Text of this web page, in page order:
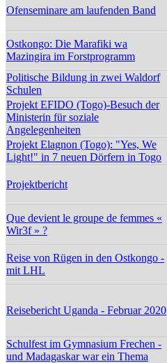
Ofenseminare am laufenden Band
Ostkongo: Die Marafiki wa
Mazingira im Forstprogramm
Politische Bildung in zwei Waldorf
Schulen
Projekt EFIDO (Togo)-Besuch der
Ministerin für soziale
Angelegenheiten
Projekt Elagnon (Togo): "Yes, We
Light!" in 7 neuen Dörfern in Togo
Projektbericht
Que devient le groupe de femmes «
Wir3f » ?
Reise von Rügen in den Ostkongo -
mit LHL
Reisebericht Uganda - Februar 2020
Schulfest im Gymnasium Frechen -
und Madagaskar war ein Thema